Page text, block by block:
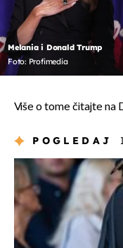
Melania i Donald Trump
Foto: Profimedia
Više o tome čitajte na
POGLEDAJ